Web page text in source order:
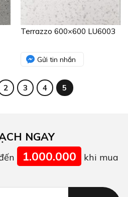
Terrazzo 600×600 LU6003
Gửi tin nhắn
2 3 4 5
NGAY
1.000.000
khi mua